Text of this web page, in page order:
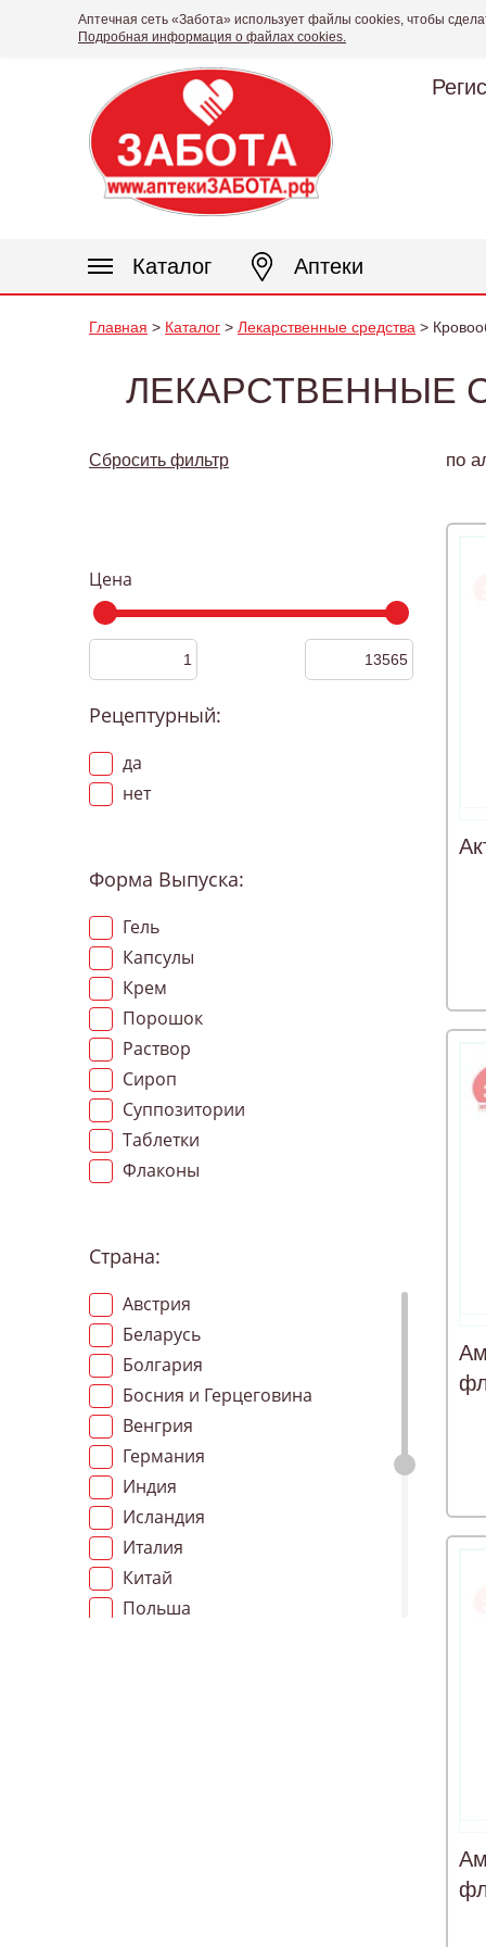
Аптечная сеть «Забота» использует файлы cookies, чтобы
Подробная информация о файлах cookies.
Каталог Аптеки
Главная > Каталог > Лекарственные средства >
ЛЕКАРСТВЕННЫЕ
Сбросить фильтр
Цена
Рецептурный:
да
нет
Форма Выпуска:
Гель
Капсулы
Крем
Порошок
Раствор
Сироп
Суппозитории
Таблетки
Флаконы
Страна:
Австрия
Беларусь
Болгария
Босния и Герцеговина
Венгрия
Германия
Индия
Исландия
Италия
Китай
Польша
по